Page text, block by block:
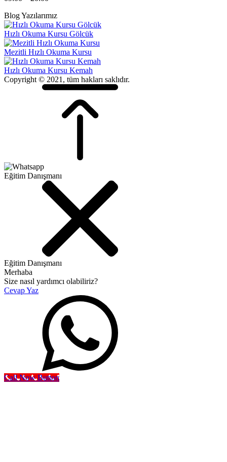
Blog Yazılarımız
Hızlı Okuma Kursu Gölcük
Mezitli Hızlı Okuma Kursu
Hızlı Okuma Kursu Kemah
Copyright © 2021, tüm hakları saklıdır.
Eğitim Danışmanı
Eğitim Danışmanı
Merhaba
Size nasıl yardımcı olabiliriz?
Cevap Yaz
Call Now Button